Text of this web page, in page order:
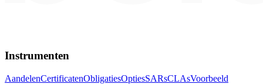
Instrumenten
AandelenCertificatenObligatiesOptiesSARsCLAsVoorbeeld